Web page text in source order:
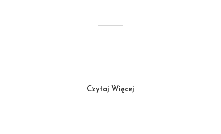
Czytaj Więcej